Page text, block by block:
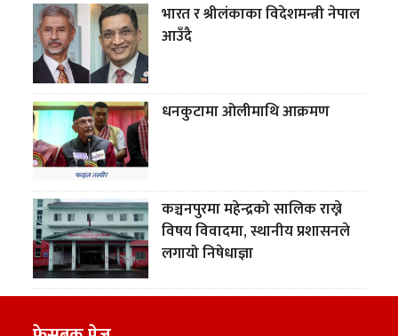
भारत र श्रीलंकाका विदेशमन्त्री नेपाल
आउँदै
धनकुटामा ओलीमाथि आक्रमण
कञ्चनपुरमा महेन्द्रको सालिक राख्ने
विषय विवादमा, स्थानीय प्रशासनले
लगायो निषेधाज्ञा